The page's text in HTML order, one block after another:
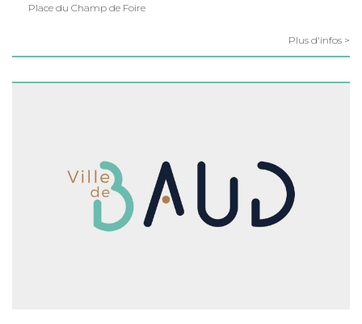
Place du Champ de Foire
Plus d'infos >